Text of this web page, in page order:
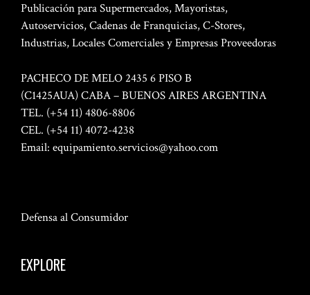
Publicación para Supermercados, Mayoristas,
Autoservicios, Cadenas de Franquicias, C-Stores,
Industrias, Locales Comerciales y Empresas Proveedoras
PACHECO DE MELO 2435 6 PISO B
(C1425AUA) CABA – BUENOS AIRES ARGENTINA
TEL. (+54 11) 4806-8806
CEL. (+54 11) 4072-4238
Email: equipamiento.servicios@yahoo.com
Defensa al Consumidor
EXPLORE